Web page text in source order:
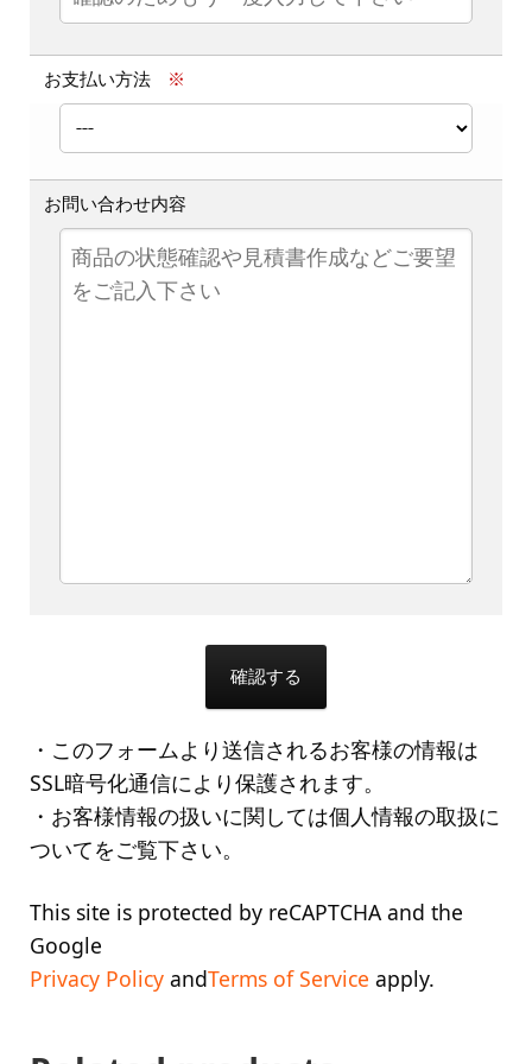
お支払い方法 ※
お問い合わせ内容
・このフォームより送信されるお客様の情報は
SSL暗号化通信により保護されます。
・お客様情報の扱いに関しては個人情報の取扱に
ついてをご覧下さい。
This site is protected by reCAPTCHA and the
Google
Privacy PolicyandTerms of Service apply.